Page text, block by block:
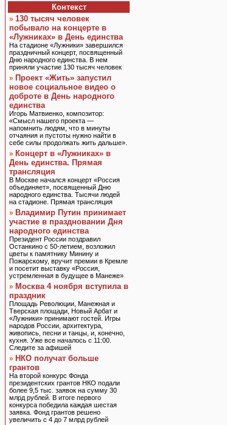
Контекст
» 130 тысяч человек
побывало на концерте в
«Лужниках» в День единства
На стадионе «Лужники» завершился
праздничный концерт, посвященный
Дню народного единства. В нем
приняли участие 130 тысяч человек
» Проект «Жить» запустил
новое социальное видео о
доброте в День народного
единства
Игорь Матвиенко, композитор:
«Смысл нашего проекта —
напомнить людям, что в минуты
отчаяния и пустоты нужно найти в
себе силы продолжать жить дальше».
» Концерт в «Лужниках» в
День единства. Прямая
трансляция
В Москве начался концерт «Россия
объединяет», посвященный Дню
народного единства. Тысячи людей
на стадионе. Прямая трансляция
» Владимир Путин принимает
участие в праздновании Дня
народного единства
Президент России поздравил
Останкино с 50-летием, возложил
цветы к памятнику Минину и
Пожарскому, вручит премии в Кремле
и посетит выставку «Россия,
устремленная в будущее в Манеже»
» Москва 4 ноября вступила в
праздник
Площадь Революции, Манежная и
Тверская площади, Новый Арбат и
«Лужники» принимают гостей. Игры
народов России, архитектура,
живопись, песни и танцы, и, конечно,
кухня. Уже все началось с 11:00.
Следите за афишей
» НКО получат больше
грантов
На второй конкурс Фонда
президентских грантов НКО подали
более 9,5 тыс. заявок на сумму 30
млрд рублей. В итоге первого
конкурса победила каждая шестая
заявка. Фонд грантов решено
увеличить с 4 до 7 млрд рублей